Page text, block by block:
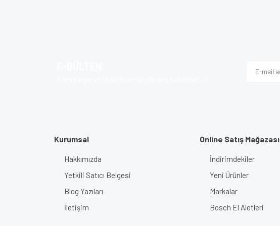
Kurumsal
Hakkımızda
Yetkili Satıcı Belgesi
Blog Yazıları
İletişim
Online Satış Mağazası
İndirimdekiler
Yeni Ürünler
Markalar
Bosch El Aletleri